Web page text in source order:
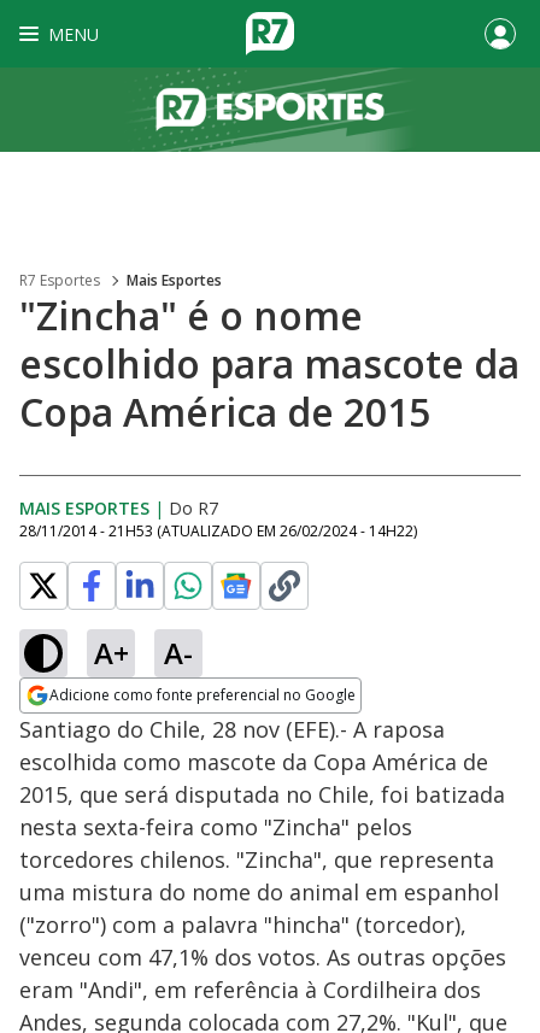
MENU
R7 Esportes Mais Esportes
"Zincha" é o nome
escolhido para mascote da
Copa América de 2015
MAIS ESPORTES | Do R7
28/11/2014 - 21H53 (ATUALIZADO EM 26/02/2024 - 14H22)
A+ A-
Adicione como fonte preferencial no Google
Opens in new window
Santiago do Chile, 28 nov (EFE).- A raposa
escolhida como mascote da Copa América de
2015, que será disputada no Chile, foi batizada
nesta sexta-feira como "Zincha" pelos
torcedores chilenos. "Zincha", que representa
uma mistura do nome do animal em espanhol
("zorro") com a palavra "hincha" (torcedor),
venceu com 47,1% dos votos. As outras opções
eram "Andi", em referência à Cordilheira dos
Andes, segunda colocada com 27,2%. "Kul", que